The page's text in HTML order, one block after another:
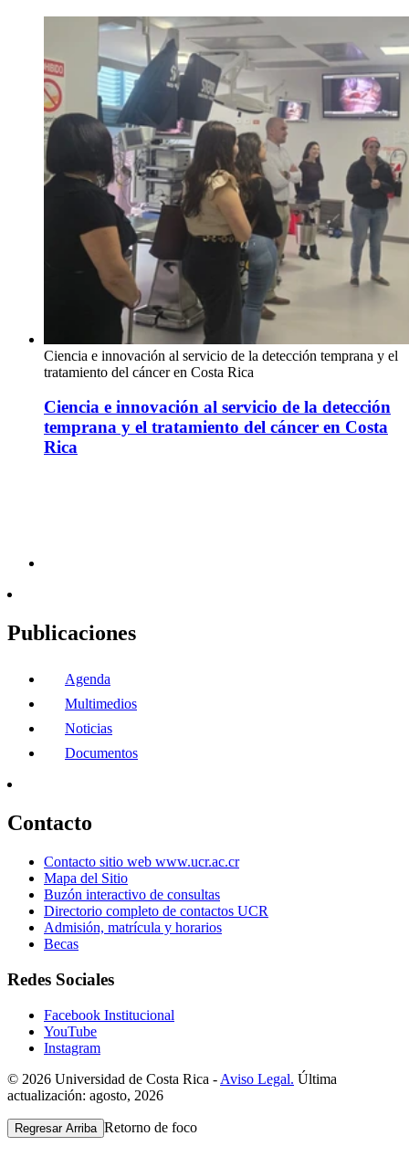
Ciencia e innovación al servicio de la detección temprana y el
tratamiento del cáncer en Costa Rica
Ciencia e innovación al servicio de la detección
temprana y el tratamiento del cáncer en Costa
Rica
Publicaciones
Agenda
Multimedios
Noticias
Documentos
Contacto
Contacto sitio web www.ucr.ac.cr
Mapa del Sitio
Buzón interactivo de consultas
Directorio completo de contactos UCR
Admisión, matrícula y horarios
Becas
Redes Sociales
Facebook Institucional
YouTube
Instagram
© 2026 Universidad de Costa Rica - Aviso Legal. Última
actualización: agosto, 2026
Regresar Arriba Retorno de foco